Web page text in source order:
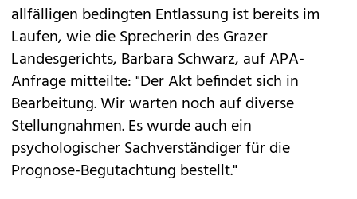
allfälligen bedingten Entlassung ist bereits im
Laufen, wie die Sprecherin des Grazer
Landesgerichts, Barbara Schwarz, auf APA-
Anfrage mitteilte: "Der Akt befindet sich in
Bearbeitung. Wir warten noch auf diverse
Stellungnahmen. Es wurde auch ein
psychologischer Sachverständiger für die
Prognose-Begutachtung bestellt."